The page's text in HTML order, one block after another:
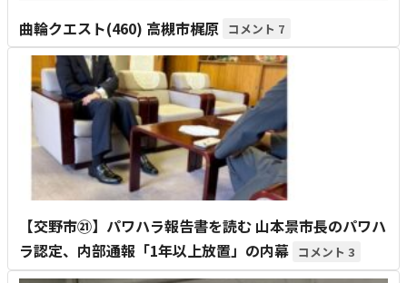
曲輪クエスト(460) 高槻市梶原 7
【交野市㉑】パワハラ報告書を読む 山本景市長のパワハ
ラ認定、内部通報「1年以上放置」の内幕
3